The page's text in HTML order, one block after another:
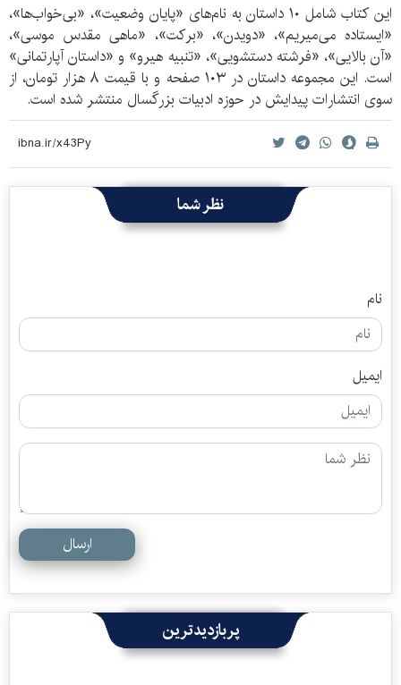
این کتاب شامل ۱۰ داستان به نام‌های «پایان وضعیت»، «بی‌خواب‌ها»،
«ایستاده می‌میریم»، «دویدن»، «برکت»، «ماهی مقدس موسی»،
«آن بالایی»، «فرشته دستشویی»، «تنبیه هیرو» و «داستان آپارتمانی»
است. این مجموعه داستان در ۱۰۳ صفحه و با قیمت ۸ هزار تومان، از
سوی انتشارات پیدایش در حوزه ادبیات بزرگسال منتشر شده است.
نظر شما
نام
ایمیل
ارسال
پربازدیدترین